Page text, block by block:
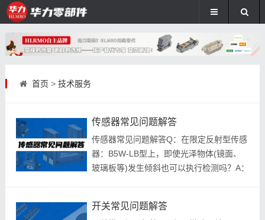
首页 > 技术服务
​传感器常见问题解答
传感器常见问题解答Q：在限定反射型传感
器：B5W-LB型上，即使光泽物体(镜面、
玻璃板等)发生倾斜也可以执行检测吗？A：
开关常见问题解答